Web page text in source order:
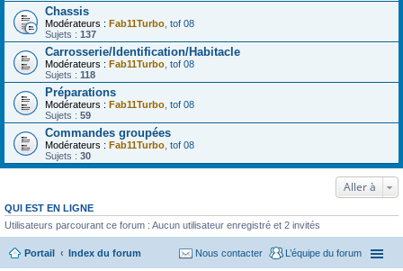
Chassis
Modérateurs : Fab11Turbo tof 08
Sujets : 137
Carrosserie/Identification/Habitacle
Modérateurs : Fab11Turbo tof 08
Sujets : 118
Préparations
Modérateurs : Fab11Turbo tof 08
Sujets : 59
Commandes groupées
Modérateurs : Fab11Turbo tof 08
Sujets : 30
Aller à
QUI EST EN LIGNE
Utilisateurs parcourant ce forum : Aucun utilisateur enregistré et 2 invités
Portail Index du forum L’équipe du forum
Nous contacter